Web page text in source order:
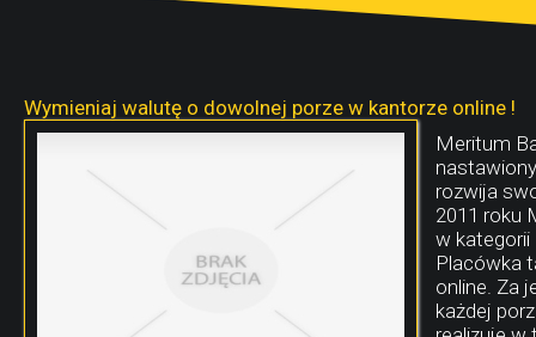
Wymieniaj walutę o dowolnej porze w kantorze online !
Meritum
rozwija
2011 roku
w kategorii
Placówka
online. Za
każdej